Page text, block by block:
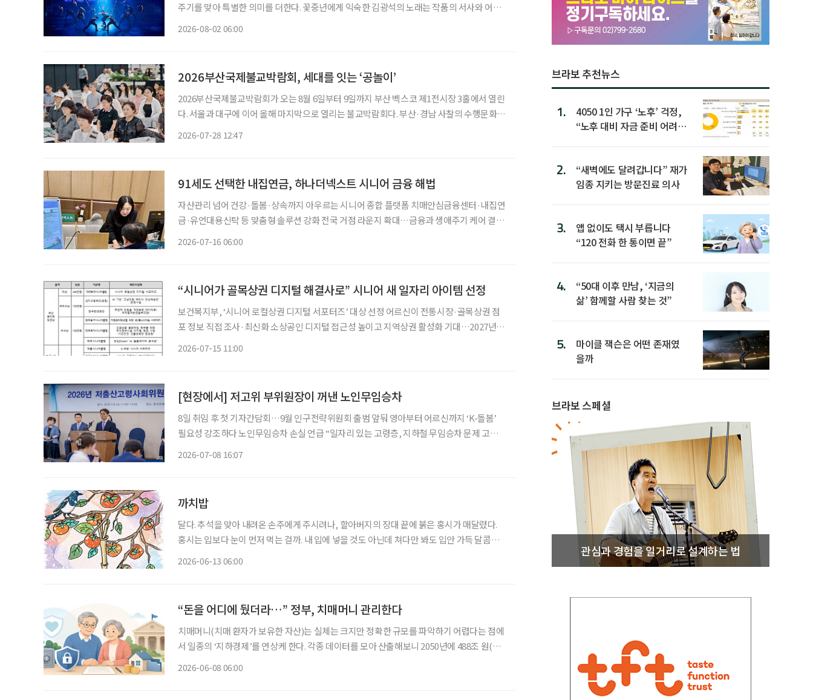
주기를 맞아 특별한 의미를 더한다. 꽃중년에게 익숙한 김광석의 노래는 작품의 서사와 어우
2026-08-02 06:00
2026부산국제불교박람회, 세대를 잇는 ‘공놀이’
2026부산국제불교박람회가 오는 8월 6일부터 9일까지 부산 벡스코 제1전시장 3홀에서 열린
다. 서울과 대구에 이어 올해 마지막으로 열리는 불교박람회다. 부산·경남 사찰의 수행문화와
2026-07-28 12:47
91세도 선택한 내집연금, 하나더넥스트 시니어 금융 해법
자산관리 넘어 건강·돌봄·상속까지 아우르는 시니어 종합 플랫폼 치매안심금융센터·내집연
금·유언대용신탁 등 맞춤형 솔루션 강화 전국 거점 라운지 확대…금융과 생애주기 케어 결합
2026-07-16 06:00
“시니어가 골목상권 디지털 해결사로” 시니어 새 일자리 아이템 선정
보건복지부, ‘시니어 로컬상권 디지털 서포터즈’ 대상 선정 어르신이 전통시장·골목상권 점
포 정보 직접 조사·최신화 소상공인 디지털 접근성 높이고 지역상권 활성화 기대…2027년 시
2026-07-15 11:00
[현장에서] 저고위 부위원장이 꺼낸 노인무임승차
8일 취임 후 첫 기자간담회…9월 인구전략위원회 출범 앞둬 영아부터 어르신까지 ‘K-돌봄’
필요성 강조하다 노인무임승차 손실 언급 “일자리 있는 고령층, 지하철 무임승차 문제 고려해
2026-07-08 16:07
까치밥
달다. 추석을 맞아 내려온 손주에게 주시려나, 할아버지의 장대 끝에 붉은 홍시가 매달렸다.
홍시는 입보다 눈이 먼저 먹는 걸까. 내 입에 넣을 것도 아닌데 쳐다만 봐도 입안 가득 달콤해
2026-06-13 06:00
“돈을 어디에 뒀더라…” 정부, 치매머니 관리한다
치매머니(치매 환자가 보유한 자산)는 실체는 크지만 정확한 규모를 파악하기 어렵다는 점에
서 일종의 ‘지하경제’를 연상케 한다. 각종 데이터를 모아 산출해보니 2050년에 488조 원(저
2026-06-08 06:00
브라보 추천뉴스
1.
4050 1인 가구 ‘노후’ 걱정,
“노후 대비 자금 준비 어려
2.
“새벽에도 달려갑니다” 재가
임종 지키는 방문진료 의사
3.
앱 없이도 택시 부릅니다
“120 전화 한 통이면 끝”
4.
“50대 이후 만남, ‘지금의
삶’ 함께할 사람 찾는 것”
5.
마이클 잭슨은 어떤 존재였
을까
브라보 스페셜
관심과 경험을 일거리로 설계하는 법